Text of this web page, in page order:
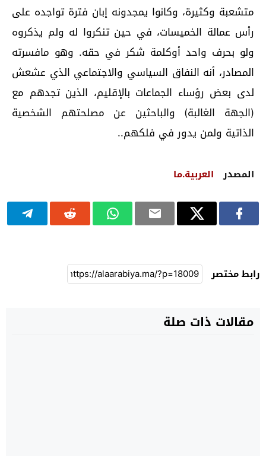
متشعبة وكثيرة، وكانوا يمجدونه إبان فترة تواجده على
رأس عمالة الخميسات، في حين تنكروا له ولم يذكروه
ولو بحرف واحد أوكلمة شكر في حقه. وهو مافسرته
المصادر، أنه النفاق السياسي والاجتماعي الذي عشعش
لدى بعض رؤساء الجماعات بالإقليم، الذين تجدهم مع
(الجهة الغالبة) والباحثين عن مصلحتهم الشخصية
الذاتية ولمن يدور في فلكهم..
المصدر العربية.ما
رابط مختصر
مقالات ذات صلة